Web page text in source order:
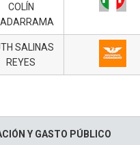
COLÍN
SALINAS
REYES
Y GASTO PÚBLICO